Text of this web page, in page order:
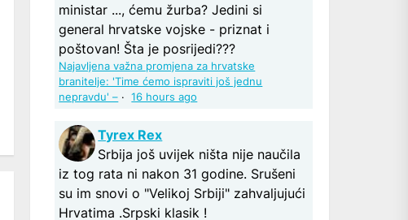
ministar ..., ćemu žurba? Jedini si
general hrvatske vojske - priznat i
poštovan! Šta je posrijedi???
Najavljena važna promjena za hrvatske
branitelje: 'Time ćemo ispraviti još jednu
nepravdu' – ·16 hours ago
Tyrex Rex
Srbija još uvijek ništa nije naučila
iz tog rata ni nakon 31 godine. Srušeni
su im snovi o "Velikoj Srbiji" zahvaljujući
Hrvatima .Srpski klasik !